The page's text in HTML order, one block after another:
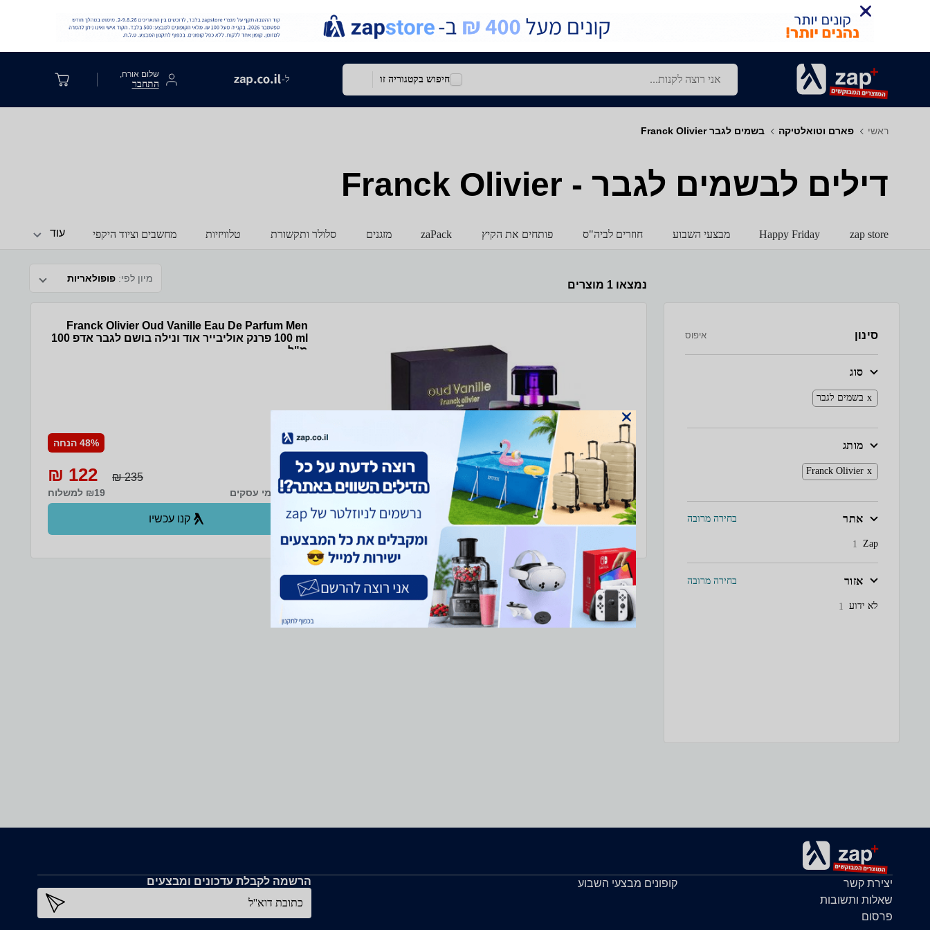
חיפוש בקטגוריה זו ל- שלום אורח,
התחבר
ראשי פארם וטואלטיקה בשמים לגבר Franck Olivier
דילים לבשמים לגבר - Franck Olivier
zap store
Happy Friday מבצעי השבוע חוזרים לביה"ס פותחים את הקיץ zaPack מזגנים סלולר ותקשורת טלוויזיות מחשבים וציוד היקפי עוד
נמצאו 1 מוצרים
מיון לפי: פופולאריות
סינון איפוס
סוג
בשמים לגבר
מותג
Franck Olivier
אתר בחירה מרובה
Zap
1
אזור בחירה מרובה
לא ידוע 1
Franck Olivier Oud Vanille Eau De Parfum Men
100 ml פרנק אוליבייר אוד ונילה בושם לגבר אדפ 100
מ"ל
48% הנחה
235 ₪
122 ₪
₪19 למשלוח עד 8 ימי עסקים
קנו עכשיו
יצירת קשר
שאלות ותשובות
פרסום
קופונים מבצעי השבוע
הרשמה לקבלת עדכונים ומבצעים
כתובת דוא''ל